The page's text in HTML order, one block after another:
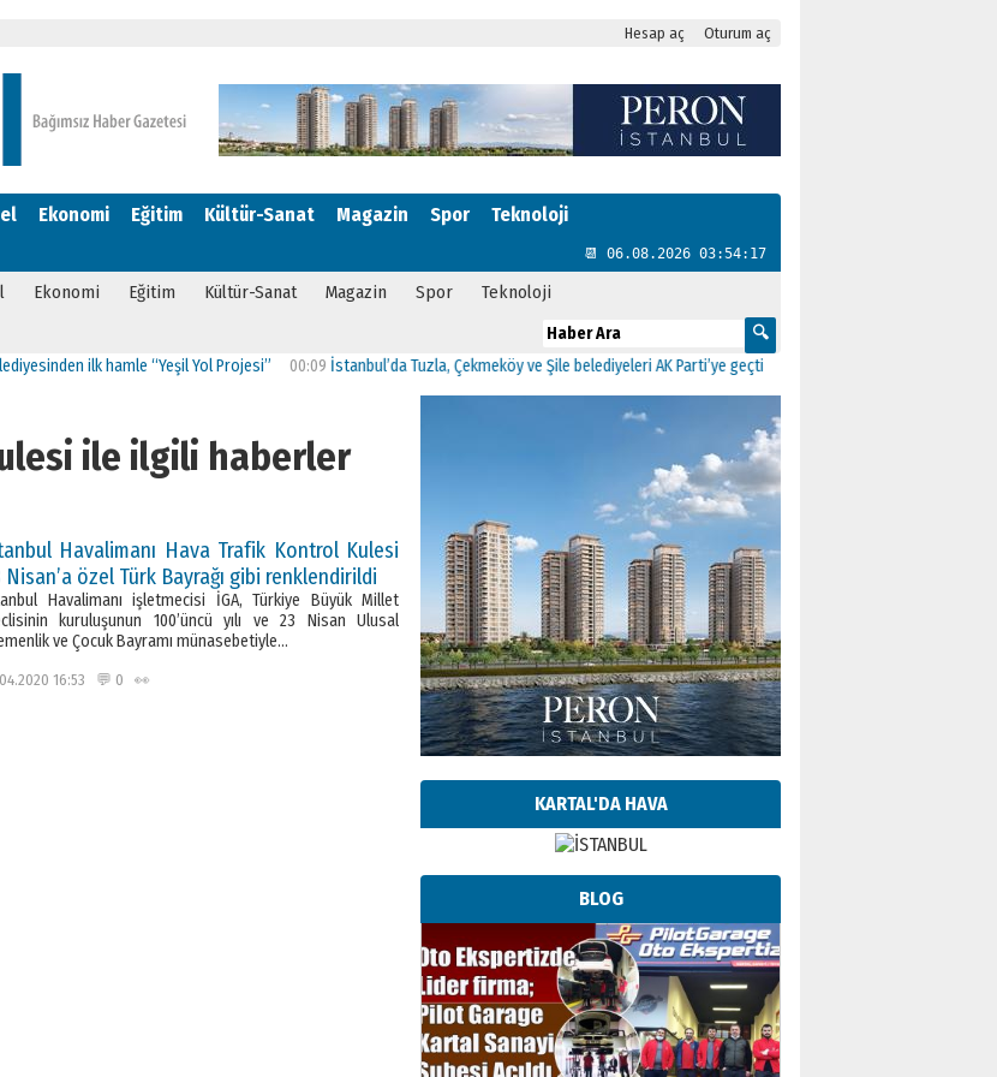
Hesap aç Oturum aç
Ekonomi Eğitim Kültür-Sanat Magazin Spor Teknoloji
📆 06.08.2026 03:54:17
Ekonomi Eğitim Kültür-Sanat Magazin Spor Teknoloji
ilk hamle “Yeşil Yol Projesi” 00:09 İstanbul’da Tuzla, Çekmeköy ve Şile belediyeleri AK Parti’ye geçti 23:37
ile ilgili haberler
Havalimanı Hava Trafik Kontrol Kulesi
Nisan’a özel Türk Bayrağı gibi renklendirildi
Havalimanı işletmecisi İGA, Türkiye Büyük Millet
kuruluşunun 100’üncü yılı ve 23 Nisan Ulusal
ve Çocuk Bayramı münasebetiyle…
16:53 💬 0 👀
KARTAL'DA HAVA
BLOG